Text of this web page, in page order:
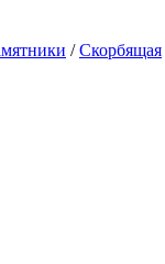
/Скорбящая